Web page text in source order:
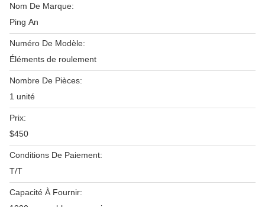
Nom De Marque:
Ping An
Numéro De Modèle:
Éléments de roulement
Nombre De Pièces:
1 unité
Prix:
$450
Conditions De Paiement:
T/T
Capacité À Fournir: